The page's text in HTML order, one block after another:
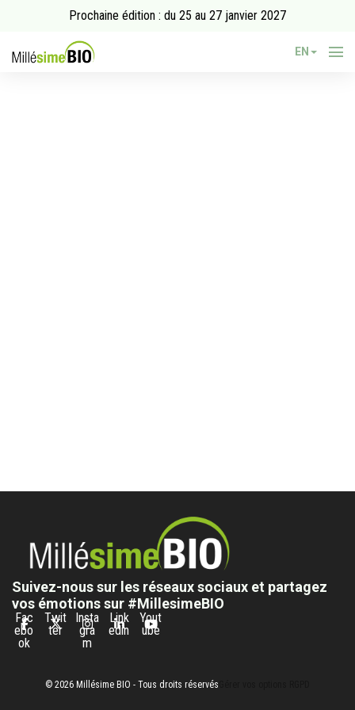
Prochaine édition : du 25 au 27 janvier 2027
EN
Suivez-nous sur les réseaux sociaux et partagez
vos émotions sur #MillesimeBIO
Fac
ebo
ok
Twit
ter
Insta
gra
m
Link
edin
Yout
ube
© 2026 Millésime BIO - Tous droits réservés